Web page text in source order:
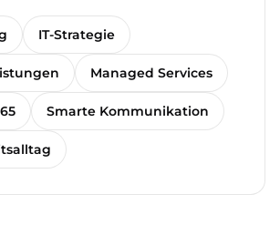
IT-Strategie
Managed Services
Smarte Kommunikation